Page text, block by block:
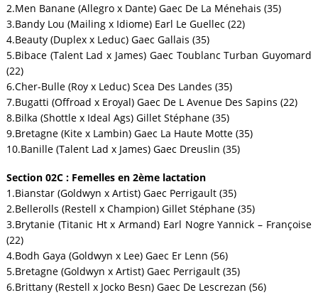
2.Men Banane (Allegro x Dante) Gaec De La Ménehais (35)
3.Bandy Lou (Mailing x Idiome) Earl Le Guellec (22)
4.Beauty (Duplex x Leduc) Gaec Gallais (35)
5.Bibace (Talent Lad x James) Gaec Toublanc Turban Guyomard
(22)
6.Cher-Bulle (Roy x Leduc) Scea Des Landes (35)
7.Bugatti (Offroad x Eroyal) Gaec De L Avenue Des Sapins (22)
8.Bilka (Shottle x Ideal Ags) Gillet Stéphane (35)
9.Bretagne (Kite x Lambin) Gaec La Haute Motte (35)
10.Banille (Talent Lad x James) Gaec Dreuslin (35)
Section 02C : Femelles en 2ème lactation
1.Bianstar (Goldwyn x Artist) Gaec Perrigault (35)
2.Bellerolls (Restell x Champion) Gillet Stéphane (35)
3.Brytanie (Titanic Ht x Armand) Earl Nogre Yannick – Françoise
(22)
4.Bodh Gaya (Goldwyn x Lee) Gaec Er Lenn (56)
5.Bretagne (Goldwyn x Artist) Gaec Perrigault (35)
6.Brittany (Restell x Jocko Besn) Gaec De Lescrezan (56)